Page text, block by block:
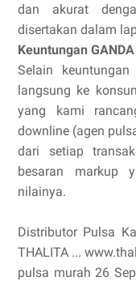
dan akurat
disertakan dalam
Keuntungan GANDA
Selain
langsung ke
yang kami
downline (agen
dari setiap
besaran markup
nilainya.
Distributor Pulsa
THALITA ...
pulsa murah 26